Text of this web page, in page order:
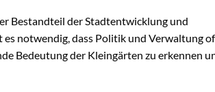
Bestandteil der Stadtentwicklung und
notwendig, dass Politik und Verwaltung
Bedeutung der Kleingärten zu erkennen